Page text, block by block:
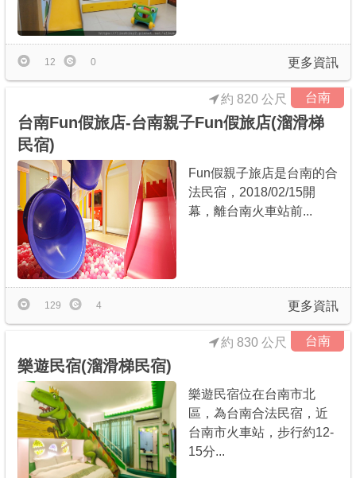
更多資訊
12 0
台南
約 820 公尺
台南Fun假旅店-台南親子Fun假旅店(溜滑梯
民宿)
Fun假親子旅店是台南的合
法民宿，2018/02/15開
幕，離台南火車站前...
更多資訊
129 4
台南
約 830 公尺
樂遊民宿(溜滑梯民宿)
樂遊民宿位在台南市北
區，為台南合法民宿，近
台南市火車站，步行約12-
15分...